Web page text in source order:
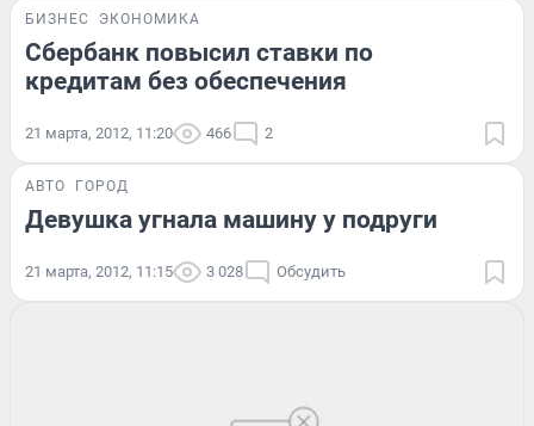
БИЗНЕС ЭКОНОМИКА
Сбербанк повысил ставки по
кредитам без обеспечения
21 марта, 2012, 11:20 466 2
АВТО ГОРОД
Девушка угнала машину у подруги
21 марта, 2012, 11:15 3 028 Обсудить